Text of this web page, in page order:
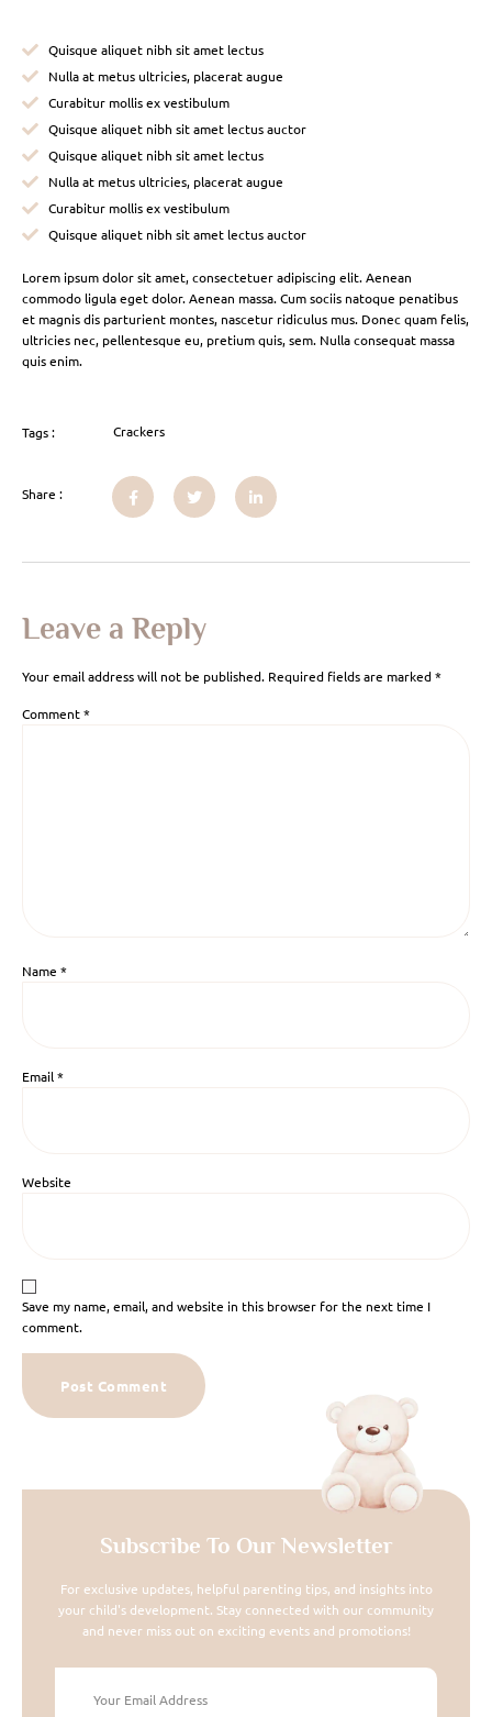
Quisque aliquet nibh sit amet lectus
Nulla at metus ultricies, placerat augue
Curabitur mollis ex vestibulum
Quisque aliquet nibh sit amet lectus auctor
Quisque aliquet nibh sit amet lectus
Nulla at metus ultricies, placerat augue
Curabitur mollis ex vestibulum
Quisque aliquet nibh sit amet lectus auctor
Lorem ipsum dolor sit amet, consectetuer adipiscing elit. Aenean
commodo ligula eget dolor. Aenean massa. Cum sociis natoque penatibus
et magnis dis parturient montes, nascetur ridiculus mus. Donec quam felis,
ultricies nec, pellentesque eu, pretium quis, sem. Nulla consequat massa
quis enim.
Tags : Crackers
Share :
Leave a Reply
Your email address will not be published. Required fields are marked*
Comment*
Name *
Email*
Website
Save my name, email, and website in this browser for the next time I
comment.
Subscribe To Our Newsletter
For exclusive updates, helpful parenting tips, and insights into
your child's development. Stay connected with our community
and never miss out on exciting events and promotions!